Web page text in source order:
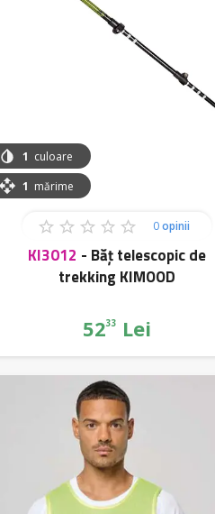
0opinii
1 mărime
1 culoare
KI3012 - Băț telescopic de
trekking KIMOOD
5233 Lei